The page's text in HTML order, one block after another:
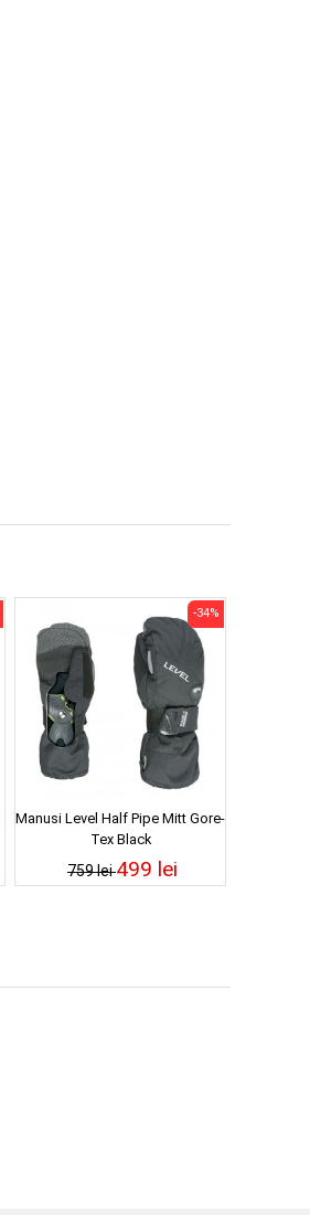
Manusi Level Half Pipe Mitt Gore-
Tex Black
759 lei
-34%
499 lei